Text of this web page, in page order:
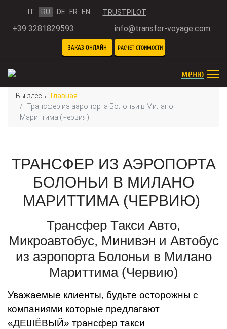
Выберите язык
IT RU DE FR EN TRUSTPILOT
+39 3281829593 info@transfer-voyage.com
ЗАКАЗ ОНЛАЙН РАСЧЕТ СТОИМОСТИ
меню
Вы здесь: Главная
Трансфер из аэропорта Болоньи в Милано
Мариттима (Червия)
ТРАНСФЕР ИЗ АЭРОПОРТА
БОЛОНЬИ В МИЛАНО
МАРИТТИМА (ЧЕРВИЮ)
Трансфер Такси Авто,
Микроавтобус, Минивэн и Автобус
из аэропорта Болоньи в Милано
Мариттима (Червию)
Уважаемые клиенты, будьте осторожны с
компаниями которые предлагают
«ДЕШЁВЫЙ» трансфер такси